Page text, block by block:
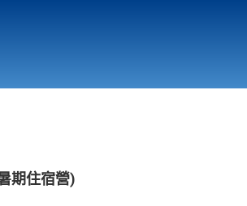
期住宿營)